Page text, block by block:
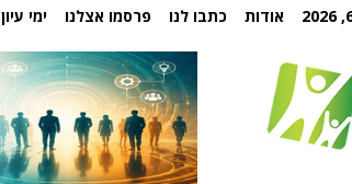
אודות כתבו לנו פרסמו אצלנו ימי עיון